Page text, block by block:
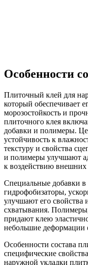
Особенности
Плиточный клей для
который обеспечивает
морозостойкость и
плиточного клея
добавки и полимеры.
устойчивость к
текстуру и свойства
и полимеры улучшают
к воздействию внешних
Специальные добавки в
гидрофобизаторы,
улучшают его свойства
схватывания.
придают клею
небольшие деформации
Особенности состава
специфические
наружной укладки